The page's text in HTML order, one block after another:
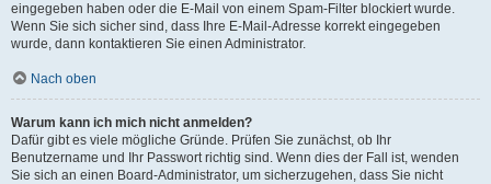
eingegeben haben oder die E-Mail von einem Spam-Filter blockiert wurde.
Wenn Sie sich sicher sind, dass Ihre E-Mail-Adresse korrekt eingegeben
wurde, dann kontaktieren Sie einen Administrator.
Nach oben
Warum kann ich mich nicht anmelden?
Dafür gibt es viele mögliche Gründe. Prüfen Sie zunächst, ob Ihr
Benutzername und Ihr Passwort richtig sind. Wenn dies der Fall ist, wenden
Sie sich an einen Board-Administrator, um sicherzugehen, dass Sie nicht